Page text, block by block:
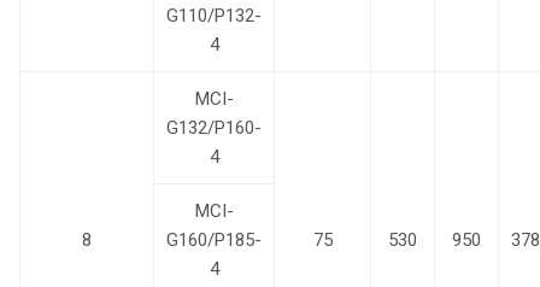
G110/P132-
4
8
MCI-
G132/P160-
4
75 530 950 378
MCI-
G160/P185-
4